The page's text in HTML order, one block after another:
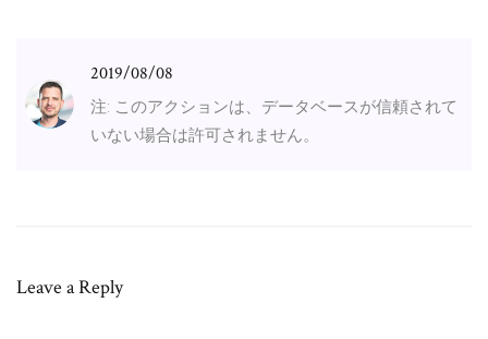
2019/08/08
注: このアクションは、データベースが信頼されて
いない場合は許可されません。
Leave a Reply